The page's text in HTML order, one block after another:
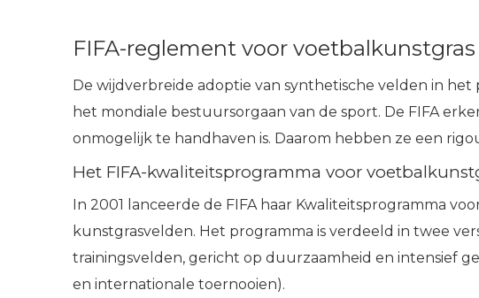
FIFA-reglement voor voetbalkunstgras
De wijdverbreide adoptie van synthetische velden in
het mondiale bestuursorgaan van de sport. De FIFA
onmogelijk te handhaven is. Daarom hebben ze een
Het FIFA-kwaliteitsprogramma voor
In 2001 lanceerde de FIFA haar Kwaliteitsprogramma
kunstgrasvelden. Het programma is verdeeld in twee
trainingsvelden, gericht op duurzaamheid en intensief
en internationale toernooien).